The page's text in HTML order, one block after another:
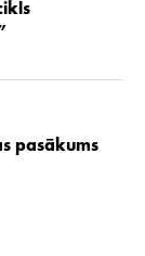
pasākums